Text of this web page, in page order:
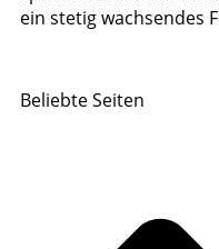
ein stetig wachsendes
Beliebte Seiten